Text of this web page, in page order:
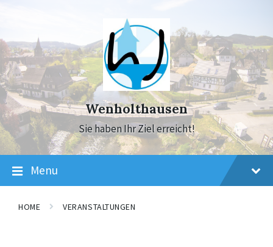
navigation
Wenholthausen
Sie haben Ihr Ziel erreicht!
Menu
HOME VERANSTALTUNGEN